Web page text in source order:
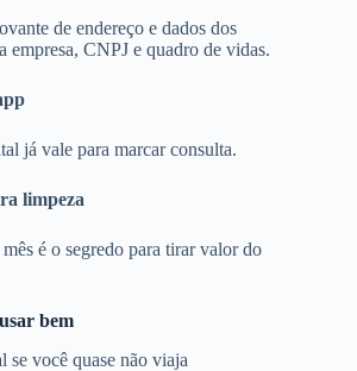
de endereço e dados dos
empresa, CNPJ e quadro de vidas.
já vale para marcar consulta.
limpeza
é o segredo para tirar valor do
bem
se você quase não viaja